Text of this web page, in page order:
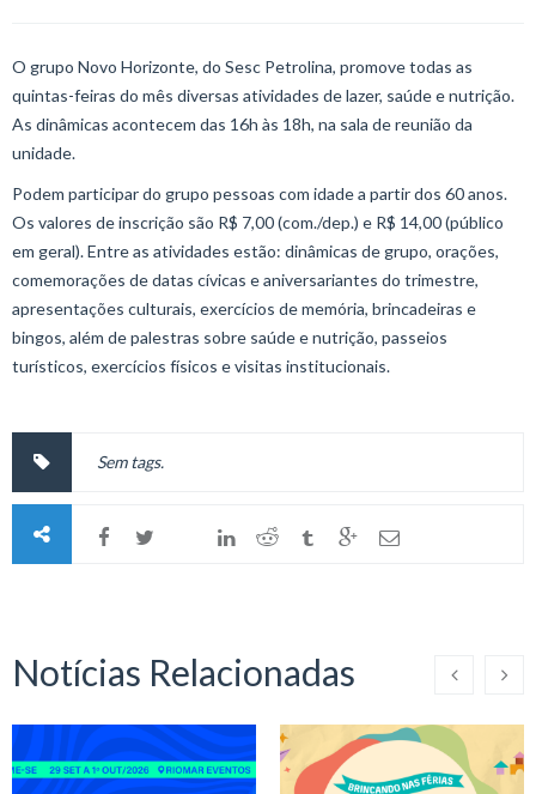
O grupo Novo Horizonte, do Sesc Petrolina, promove todas as
quintas-feiras do mês diversas atividades de lazer, saúde e nutrição.
As dinâmicas acontecem das 16h às 18h, na sala de reunião da
unidade.
Podem participar do grupo pessoas com idade a partir dos 60 anos.
Os valores de inscrição são R$ 7,00 (com./dep.) e R$ 14,00 (público
em geral). Entre as atividades estão: dinâmicas de grupo, orações,
comemorações de datas cívicas e aniversariantes do trimestre,
apresentações culturais, exercícios de memória, brincadeiras e
bingos, além de palestras sobre saúde e nutrição, passeios
turísticos, exercícios físicos e visitas institucionais.
Sem tags.
Notícias Relacionadas